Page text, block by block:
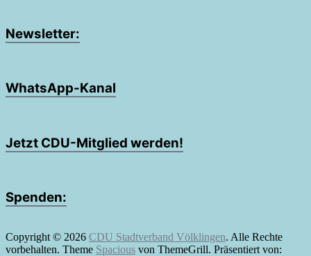
Newsletter:
WhatsApp-Kanal
Jetzt CDU-Mitglied werden!
Spenden:
Copyright © 2026 CDU Stadtverband Völklingen. Alle Rechte
vorbehalten. Theme Spacious von ThemeGrill. Präsentiert von: